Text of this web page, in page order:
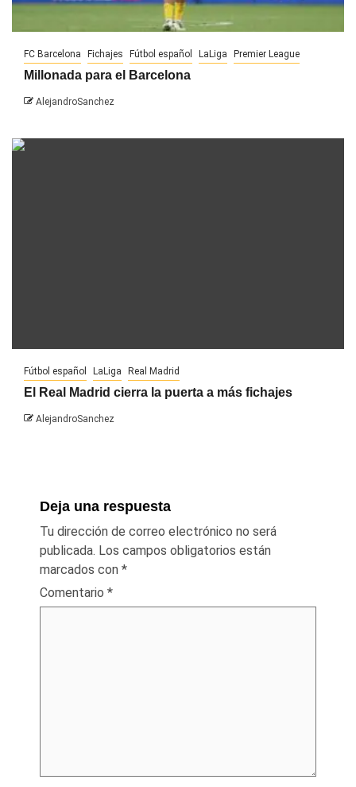
FC Barcelona Fichajes Fútbol español LaLiga Premier League
Millonada para el Barcelona
AlejandroSanchez
Fútbol español LaLiga Real Madrid
El Real Madrid cierra la puerta a más fichajes
AlejandroSanchez
Deja una respuesta
Tu dirección de correo electrónico no será
publicada. Los campos obligatorios están
marcados con *
Comentario *